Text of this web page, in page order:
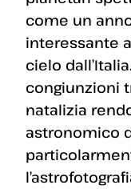
come un
interessante
cielo
congiunzioni
natalizia
astronomico